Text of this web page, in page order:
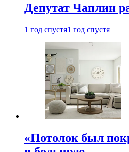
Депутат Чаплин
1 год спустя1 год спустя
«Потолок был